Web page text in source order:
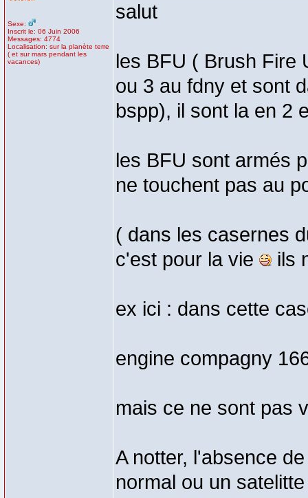
Sexe:
Inscrit le: 06 Juin 2006
Messages: 4774
Localisation: sur la planète terre
( et sur mars pendant les
vacances)
salut
les BFU ( Brush Fire
ou 3 au fdny et sont
bspp), il sont la en 2
les BFU sont armés
ne touchent pas au
( dans les casernes
c'est pour la vie
ils
ex ici : dans cette
engine compagny
mais ce ne sont pas
A notter, l'absence
normal ou un